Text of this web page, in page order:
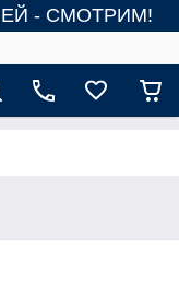
- СМОТРИМ!